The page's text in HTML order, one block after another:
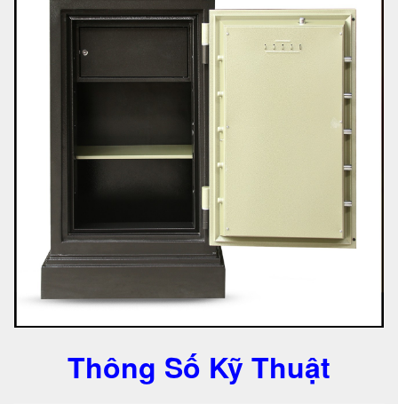
Thông Số Kỹ Thuật